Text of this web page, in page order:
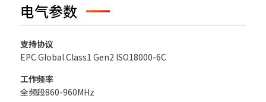
电气参数
支持协议
EPC Global Class1 Gen2 ISO18000-6C
工作频率
全频段860-960MHz